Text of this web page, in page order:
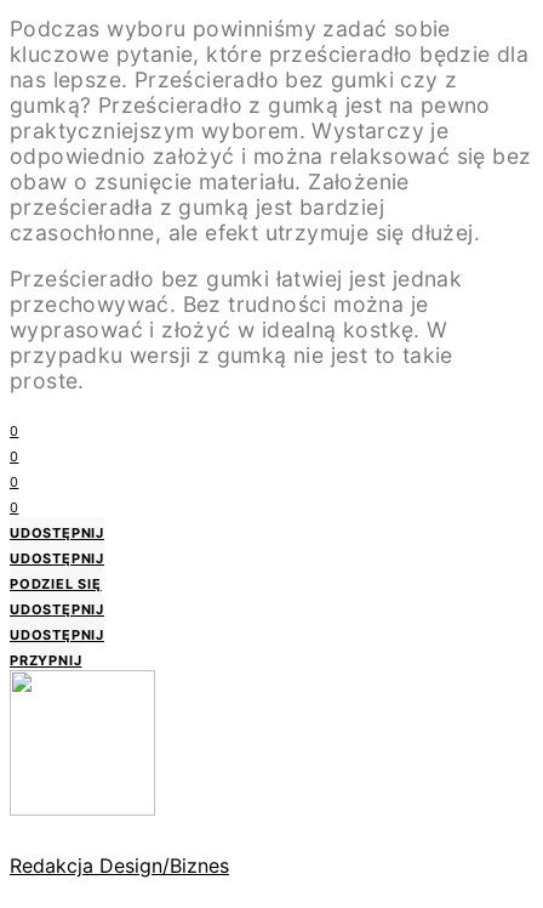
Podczas wyboru powinniśmy zadać sobie
kluczowe pytanie, które prześcieradło będzie dla
nas lepsze. Prześcieradło bez gumki czy z
gumką? Prześcieradło z gumką jest na pewno
praktyczniejszym wyborem. Wystarczy je
odpowiednio założyć i można relaksować się bez
obaw o zsunięcie materiału. Założenie
prześcieradła z gumką jest bardziej
czasochłonne, ale efekt utrzymuje się dłużej.
Prześcieradło bez gumki łatwiej jest jednak
przechowywać. Bez trudności można je
wyprasować i złożyć w idealną kostkę. W
przypadku wersji z gumką nie jest to takie
proste.
0
0
0
0
UDOSTĘPNIJ
UDOSTĘPNIJ
PODZIEL SIĘ
UDOSTĘPNIJ
UDOSTĘPNIJ
PRZYPNIJ
Redakcja Design/Biznes